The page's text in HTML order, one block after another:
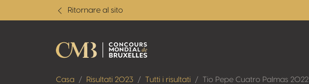
Ritornare al sito
Casa Risultati 2023 Tutti i risultati Tio Pepe Cuatro Palmas 2022